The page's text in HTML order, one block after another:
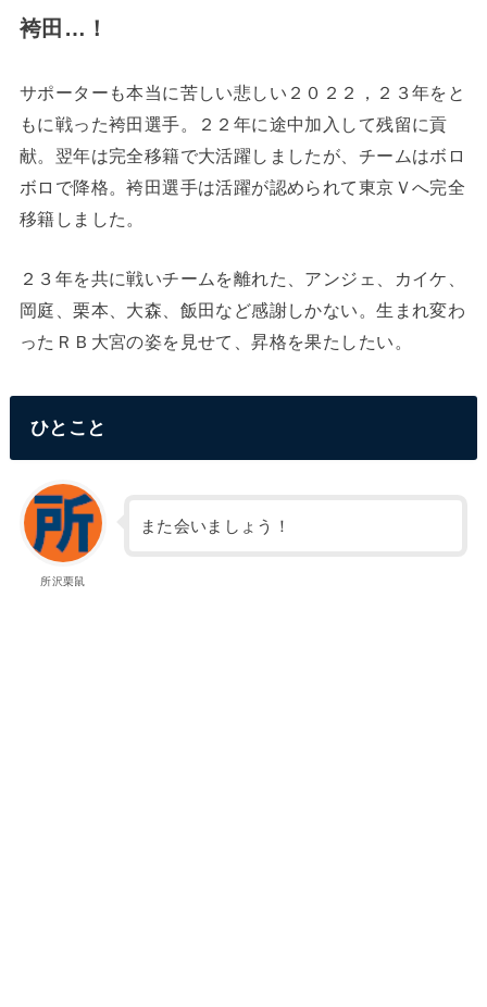
袴田…！
サポーターも本当に苦しい悲しい２０２２，２３年をと
もに戦った袴田選手。２２年に途中加入して残留に貢
献。翌年は完全移籍で大活躍しましたが、チームはボロ
ボロで降格。袴田選手は活躍が認められて東京Ｖへ完全
移籍しました。
２３年を共に戦いチームを離れた、アンジェ、カイケ、
岡庭、栗本、大森、飯田など感謝しかない。生まれ変わ
ったＲＢ大宮の姿を見せて、昇格を果たしたい。
ひとこと
所沢栗鼠
また会いましょう！